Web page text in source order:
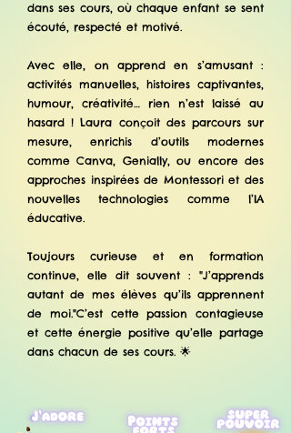
dans ses cours, où chaque enfant se sent
écouté, respecté et motivé.
Avec elle, on apprend en s’amusant :
activités manuelles, histoires captivantes,
humour, créativité… rien n’est laissé au
hasard ! Laura conçoit des parcours sur
mesure, enrichis d’outils modernes
comme Canva, Genially, ou encore des
approches inspirées de Montessori et des
nouvelles technologies comme l’IA
éducative.
Toujours curieuse et en formation
continue, elle dit souvent : "J’apprends
autant de mes élèves qu’ils apprennent
de moi."C’est cette passion contagieuse
et cette énergie positive qu’elle partage
dans chacun de ses cours. 🌟